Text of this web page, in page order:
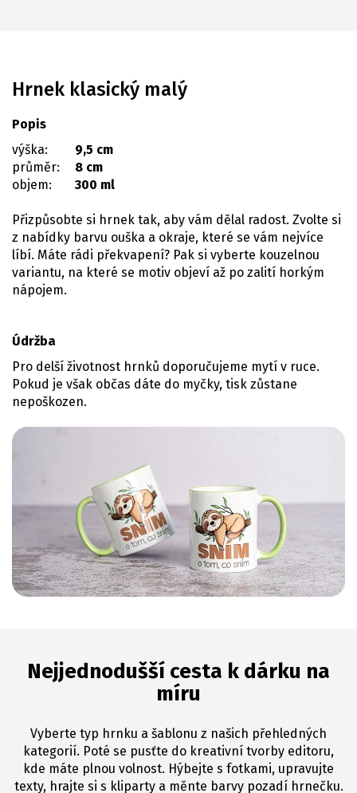
Hrnek klasický malý
Popis
výška:
9,5 cm
průměr:
8 cm
objem:
300 ml
Přizpůsobte si hrnek tak, aby vám dělal radost. Zvolte si
z nabídky barvu ouška a okraje, které se vám nejvíce
líbí. Máte rádi překvapení? Pak si vyberte kouzelnou
variantu, na které se motiv objeví až po zalití horkým
nápojem.
Údržba
Pro delší životnost hrnků doporučujeme mytí v ruce.
Pokud je však občas dáte do myčky, tisk zůstane
nepoškozen.
Nejjednodušší cesta k dárku na
míru
Vyberte typ hrnku a šablonu z našich přehledných
kategorií. Poté se pusťte do kreativní tvorby editoru,
kde máte plnou volnost. Hýbejte s fotkami, upravujte
texty, hrajte si s kliparty a měnte barvy pozadí hrnečku.